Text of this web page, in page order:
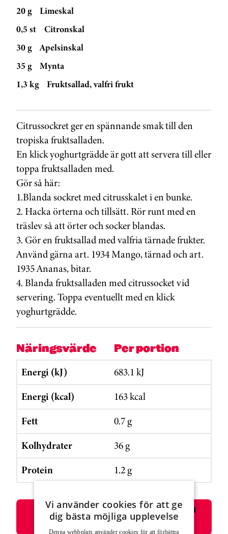
20 g
Limeskal
0,5 st
Citronskal
30 g
Apelsinskal
35 g
Mynta
1,3 kg
Fruktsallad, valfri frukt
Citrussockret ger en spännande smak till den
tropiska fruktsalladen.
En klick yoghurtgrädde är gott att servera till eller
toppa fruktsalladen med.
Gör så här:
1.Blanda sockret med citrusskalet i en bunke.
2. Hacka örterna och tillsätt. Rör runt med en
träslev så att örter och socker blandas.
3. Gör en fruktsallad med valfria tärnade frukter.
Använd gärna art. 1934 Mango, tärnad och art.
1935 Ananas, bitar.
4. Blanda fruktsalladen med citrussocket vid
servering. Toppa eventuellt med en klick
yoghurtgrädde.
Näringsvärde Per portion
Energi (kJ)
683.1 kJ
Energi (kcal)
163 kcal
Fett
0.7 g
Kolhydrater
36 g
Protein
1.2 g
Skriv ut eller välj i listan för skrivare
”Spara som pdf”
Vi använder cookies för att ge
dig bästa möjliga upplevelse
Denna webbplats använder cookies för att för­bättra